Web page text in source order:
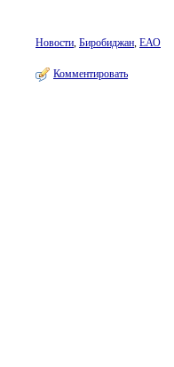
Новости, Биробиджан, ЕАО
Комментировать